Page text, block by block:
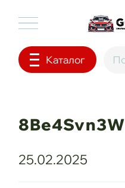
Каталог
8Be4Svn3W
25.02.2025